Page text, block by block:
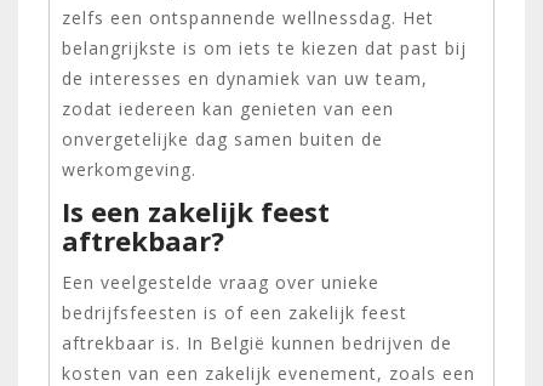
zelfs een ontspannende wellnessdag. Het
belangrijkste is om iets te kiezen dat past bij
de interesses en dynamiek van uw team,
zodat iedereen kan genieten van een
onvergetelijke dag samen buiten de
werkomgeving.
Is een zakelijk feest
aftrekbaar?
Een veelgestelde vraag over unieke
bedrijfsfeesten is of een zakelijk feest
aftrekbaar is. In België kunnen bedrijven de
kosten van een zakelijk evenement, zoals een